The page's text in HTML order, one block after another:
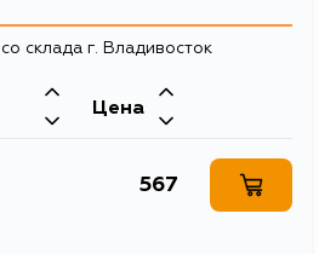
50
0.002
Кольцо уплотнительное
склада г. Владивосток
Цена
567